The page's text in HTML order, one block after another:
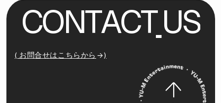
CONTACT US
( お問合せはこちらから )